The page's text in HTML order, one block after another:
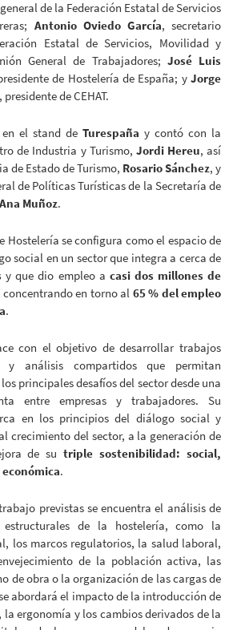
de la Federación Estatal de Servicios
Antonio Oviedo García, secretario
Estatal de Servicios, Movilidad y
General de Trabajadores; José Luis
de Hostelería de España; y Jorge
, presidente de CEHAT.
el stand de Turespaña y contó con la
de Industria y Turismo, Jordi Hereu, así
de Estado de Turismo, Rosario Sánchez, y
de Políticas Turísticas de la Secretaría de
Ana Muñoz.
Hostelería se configura como el espacio de
social en un sector que integra a cerca de
y que dio empleo a casi dos millones de
concentrando en torno al 65 % del empleo
.
con el objetivo de desarrollar trabajos
y análisis compartidos que permitan
principales desafíos del sector desde una
entre empresas y trabajadores. Su
en los principios del diálogo social y
crecimiento del sector, a la generación de
de sutriple sostenibilidad: social,
.
previstas se encuentra el análisis de
de la hostelería, como la
los marcos regulatorios, la salud laboral,
de la población activa, las
de obra o la organización de las cargas de
abordará el impacto de la introducción de
la ergonomía y los cambios derivados de la